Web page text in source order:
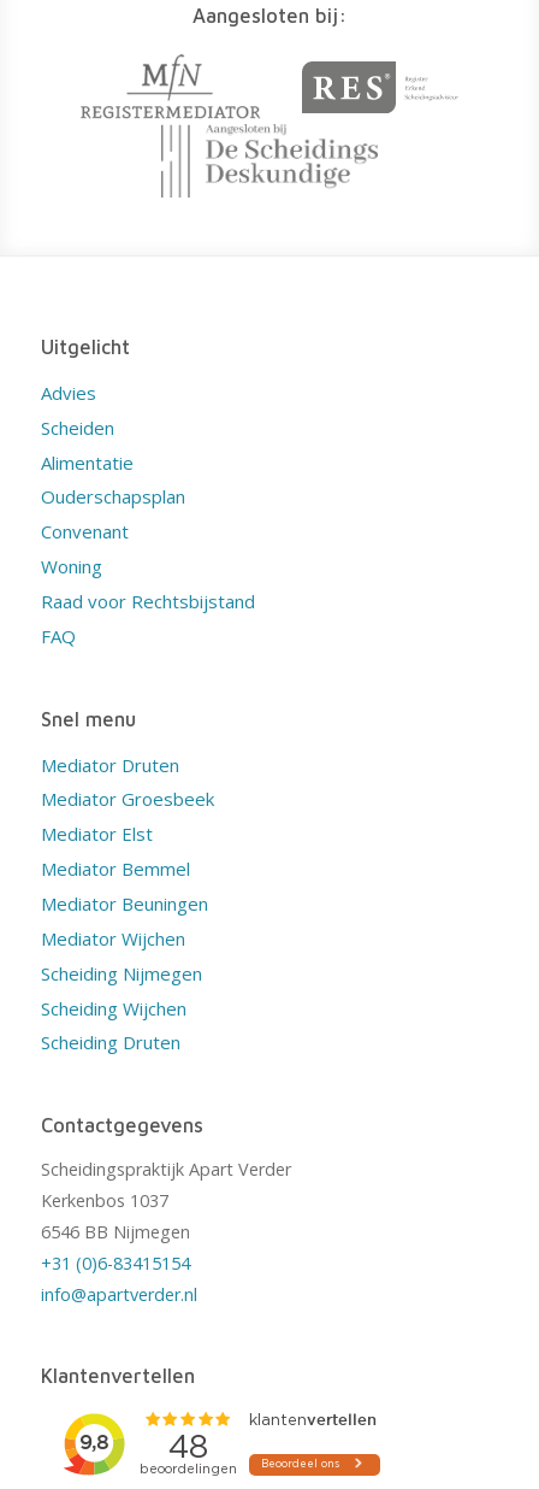
Aangesloten bij:
Uitgelicht
Advies
Scheiden
Alimentatie
Ouderschapsplan
Convenant
Woning
Raad voor Rechtsbijstand
FAQ
Snel menu
Mediator Druten
Mediator Groesbeek
Mediator Elst
Mediator Bemmel
Mediator Beuningen
Mediator Wijchen
Scheiding Nijmegen
Scheiding Wijchen
Scheiding Druten
Contactgegevens
Scheidingspraktijk Apart Verder
Kerkenbos 1037
6546 BB Nijmegen
+31 (0)6-83415154
info@apartverder.nl
Klantenvertellen